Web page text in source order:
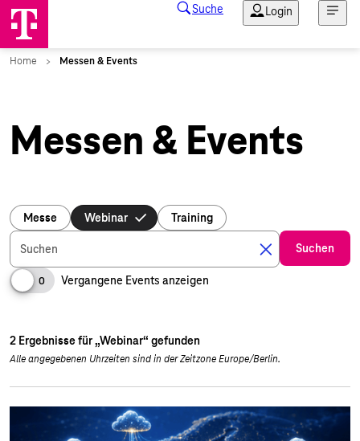
Messen & Events
Messe Webinar Training
Suchen Suchen
0 Vergangene Events anzeigen
2 Ergebnisse für „Webinar“ gefunden
Alle angegebenen Uhrzeiten sind in der Zeitzone Europe/Berlin.